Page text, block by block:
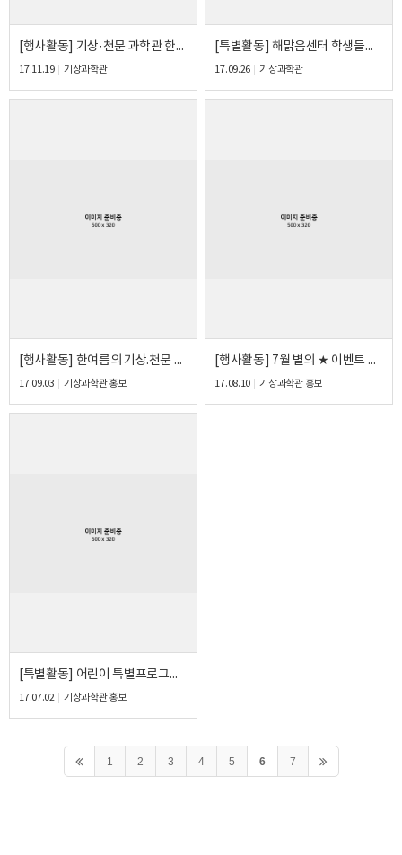
[행사활동] 기상·천문 과학관 한마당 야외공연이벤트
17.11.19 기상과학관
[특별활동] 해맑음센터 학생들과 1박2일 진로체험 캠프
17.09.26 기상과학관
[행사활동] 한여름의 기상.천문 스타카토 야외이벤트
17.09.03 기상과학관 홍보
[행사활동] 7월 별의 ★ 이벤트 행사
17.08.10 기상과학관 홍보
[특별활동] 어린이 특별프로그램 '별의별 6월날씨' -6.30(금) 구름별 음악회
17.07.02 기상과학관 홍보
1 2 3 4 5 6 7